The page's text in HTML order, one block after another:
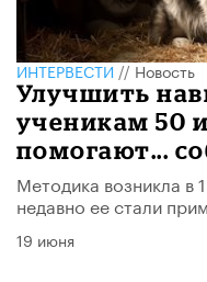
ИНТЕРВЕСТИ//Новость
Улучшить
ученикам 50
помогают...
Методика возникла
недавно ее стали
19 июня